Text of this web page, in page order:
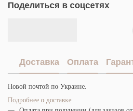
Поделиться в соцсетях
Доставка Оплата
Новой почтой по Украине.
Подробнее о доставке